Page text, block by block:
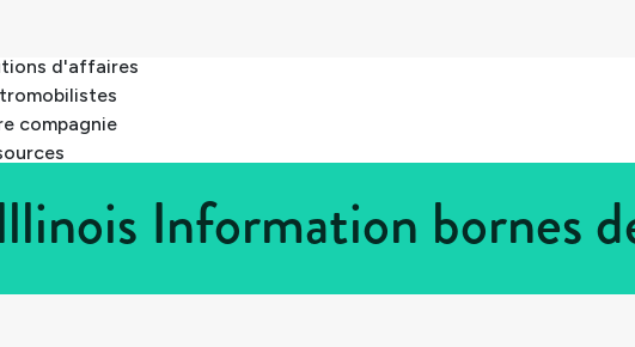
d'affaires
compagnie
Information bornes